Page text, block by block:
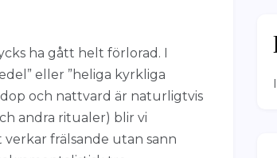
ha gått helt förlorad. I
eller ”heliga kyrkliga
och nattvard är naturligtvis
andra ritualer) blir vi
verkar frälsande utan sann